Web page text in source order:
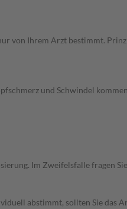
von Ihrem Arzt bestimmt.
und Schwindel
Im Zweifelsfalle fragen
abstimmt, sollten Sie das